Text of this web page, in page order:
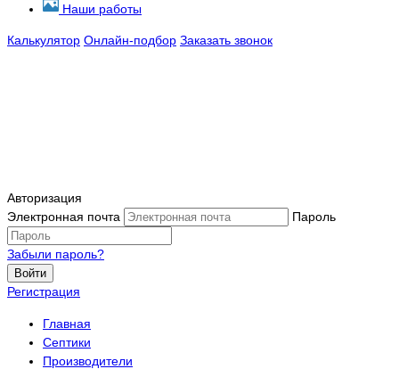
Наши работы
Калькулятор Онлайн-подбор Заказать звонок
Авторизация
Электронная почта
Пароль
Забыли пароль?
Войти
Регистрация
Главная
Септики
Производители